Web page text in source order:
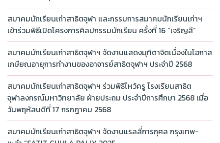
สมาคมนักเรียนเก่าสาธิตจุฬา และกรรมการสมาคมนักเรียนเก่าฯ
เข้าร่วมพิธีเปิดโครงการศิลปกรรมนักเรียน ครั้งที่ 16 “เจริญสี”
สมาคมนักเรียนเก่าสาธิตจุฬาฯ จัดงานแสดงมุทิตาจิตเนื่องในโอกาส
เกษียณอายุการทำงานของอาจารย์สาธิตจุฬาฯ ประจำปี 2568
สมาคมนักเรียนเก่าสาธิตจุฬาฯ ร่วมพิธีไหว้ครู โรงเรียนสาธิต
จุฬาลงกรณ์มหาวิทยาลัย ฝ่ายประถม ประจำปีการศึกษา 2568 เมื่อ
วันพฤหัสบดีที่ 17 กรกฎาคม 2568
สมาคมนักเรียนเก่าสาธิตจุฬาฯ จัดงานแรลลี่การกุศล กรุงเทพ-